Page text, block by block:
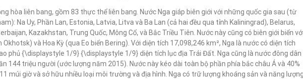
hòa liên bang, gồm 83 thực thể liên bang. Nước Nga giáp biên giới với những quốc gia sau (từ
Na Uy, Phần Lan, Estonia, Latvia, Litva và Ba Lan (cả hai đều qua tỉnh Kaliningrad), Belarus,
Kazakhstan, Trung Quốc, Mông Cổ, và Bắc Triều Tiên. Nước này cũng có biên giới biển
Okhotsk) và Hoa Kỳ (qua Eo biển Bering). Với diện tích 17,098,246 km², Nga là nước có diện tích
phủ {\displaystyle 1/9} {\displaystyle 1/9} diện tích lục địa Trái Đất. Nga cũng là nước đông dân
144 triệu người (ước lượng năm 2015). Nước này kéo dài toàn bộ phần phía bắc châu Á và 40%
múi giờ và sở hữu nhiều loại môi trường và địa hình. Nga có trữ lượng khoáng sản và năng